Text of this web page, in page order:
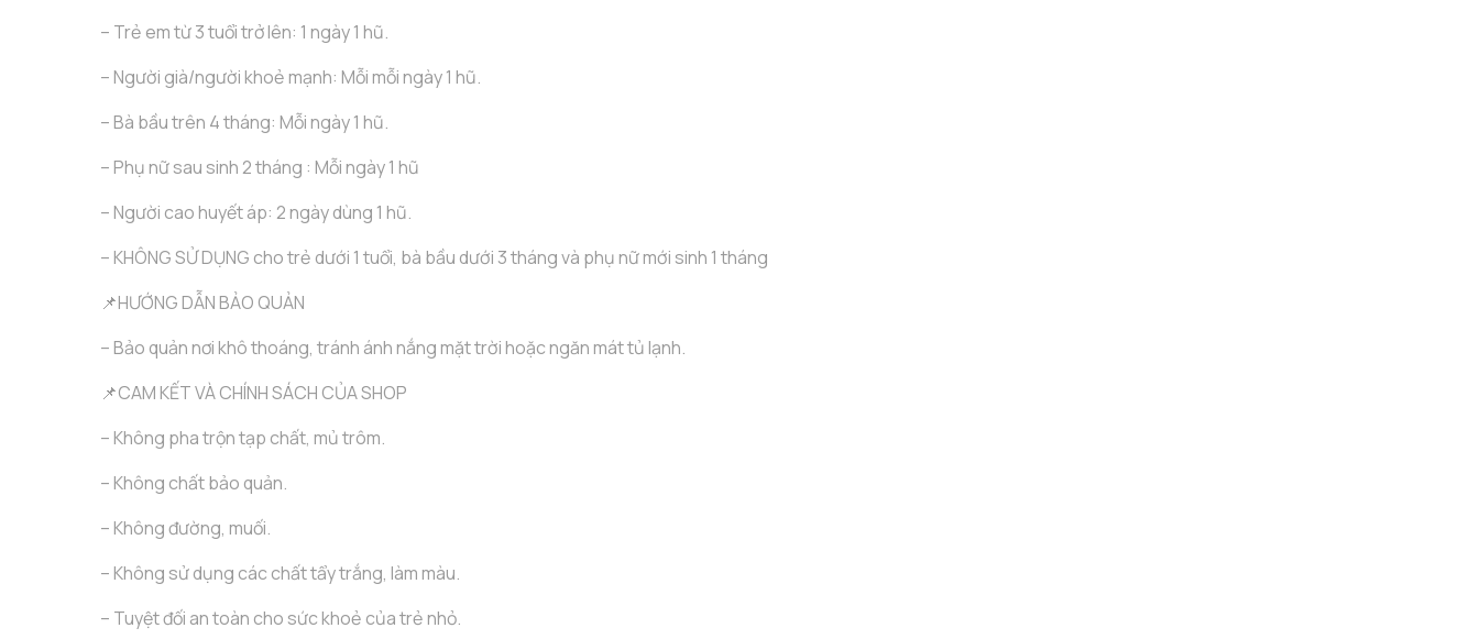
– Trẻ em từ 3 tuổi trở lên: 1 ngày 1 hũ.
– Người già/người khoẻ mạnh: Mỗi mỗi ngày 1 hũ.
– Bà bầu trên 4 tháng: Mỗi ngày 1 hũ.
– Phụ nữ sau sinh 2 tháng : Mỗi ngày 1 hũ
– Người cao huyết áp: 2 ngày dùng 1 hũ.
– KHÔNG SỬ DỤNG cho trẻ dưới 1 tuổi, bà bầu dưới 3 tháng và phụ nữ mới sinh 1 tháng
📌HƯỚNG DẪN BẢO QUẢN
– Bảo quản nơi khô thoáng, tránh ánh nắng mặt trời hoặc ngăn mát tủ lạnh.
📌CAM KẾT VÀ CHÍNH SÁCH CỦA SHOP
– Không pha trộn tạp chất, mủ trôm.
– Không chất bảo quản.
– Không đường, muối.
– Không sử dụng các chất tẩy trắng, làm màu.
– Tuyệt đối an toàn cho sức khoẻ của trẻ nhỏ.